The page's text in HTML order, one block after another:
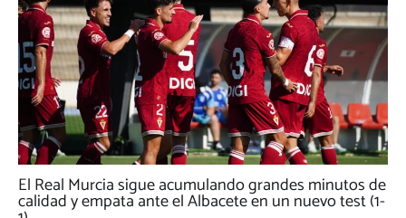
El Real Murcia sigue acumulando grandes minutos de
calidad y empata ante el Albacete en un nuevo test (1-